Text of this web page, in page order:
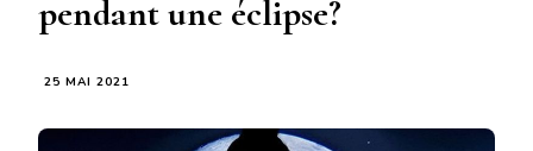
pendant une éclipse?
25 MAI 2021